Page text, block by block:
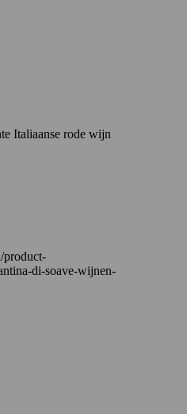
Italiaanse rode wijn